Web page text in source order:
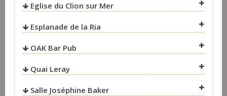
Eglise du Clion sur Mer
Esplanade de la Ria
VOIR SUR LA CARTE
OAK Bar Pub
VOIR SUR LA CARTE
Quai Leray
VOIR SUR LA CARTE
Salle Joséphine Baker